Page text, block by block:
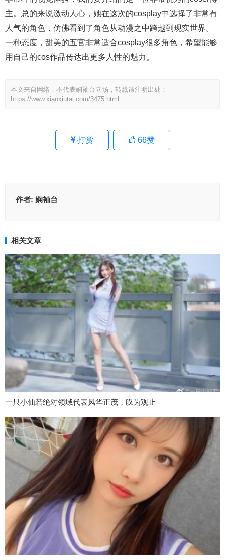
主。总的来说激动人心，她在这次的cosplay中选择了非常有
人气的角色，仿佛看到了角色从动漫之中跨越到现实世界。
一种态度，甜美的五官非常适合cosplay很多角色，希望能够
用自己的cos作品传达出更多人性的魅力。
本文来自网络，不代表娴袖台立场，转载请注明出处：
https://www.xianxiutai.com/3475.html
打赏 66赞
作者: 娴袖台
相关文章
一只小仙若绝对领域代表风华正茂，叹为观止